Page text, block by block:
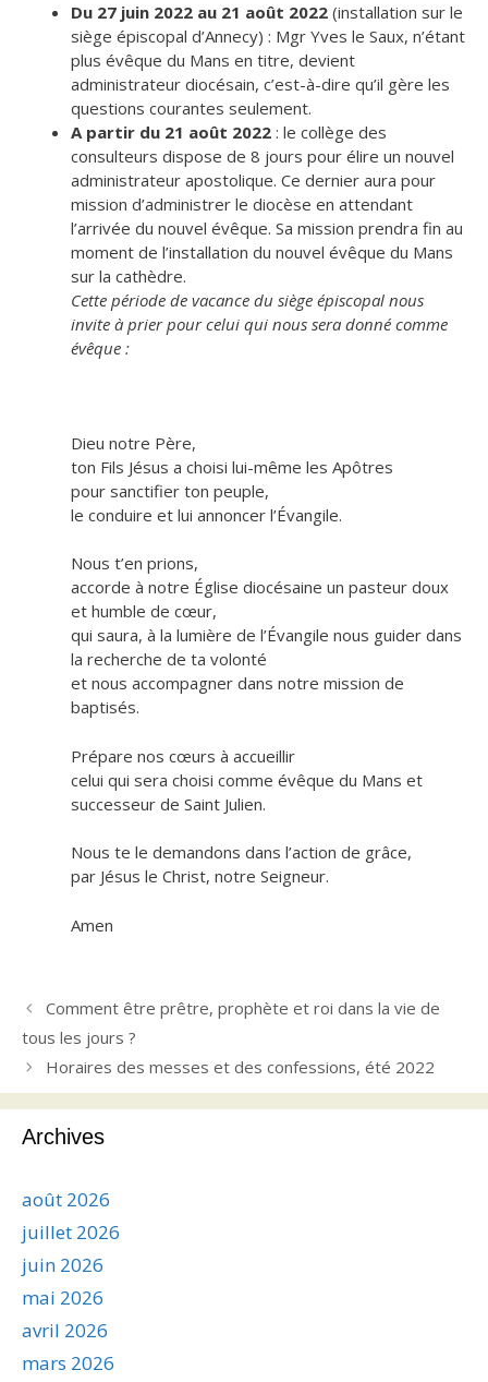
Du 27 juin 2022 au 21 août 2022 (installation sur le
siège épiscopal d’Annecy) : Mgr Yves le Saux, n’étant
plus évêque du Mans en titre, devient
administrateur diocésain, c’est-à-dire qu’il gère les
questions courantes seulement.
A partir du 21 août 2022 : le collège des
consulteurs dispose de 8 jours pour élire un nouvel
administrateur apostolique. Ce dernier aura pour
mission d’administrer le diocèse en attendant
l’arrivée du nouvel évêque. Sa mission prendra fin au
moment de l’installation du nouvel évêque du Mans
sur la cathèdre.
Cette période de vacance du siège épiscopal nous
invite à prier pour celui qui nous sera donné comme
évêque :
Dieu notre Père,
ton Fils Jésus a choisi lui-même les Apôtres
pour sanctifier ton peuple,
le conduire et lui annoncer l’Évangile.
Nous t’en prions,
accorde à notre Église diocésaine un pasteur doux
et humble de cœur,
qui saura, à la lumière de l’Évangile nous guider dans
la recherche de ta volonté
et nous accompagner dans notre mission de
baptisés.
Prépare nos cœurs à accueillir
celui qui sera choisi comme évêque du Mans et
successeur de Saint Julien.
Nous te le demandons dans l’action de grâce,
par Jésus le Christ, notre Seigneur.
Amen
Comment être prêtre, prophète et roi dans la vie de
tous les jours ?
Horaires des messes et des confessions, été 2022
Archives
août 2026
juillet 2026
juin 2026
mai 2026
avril 2026
mars 2026